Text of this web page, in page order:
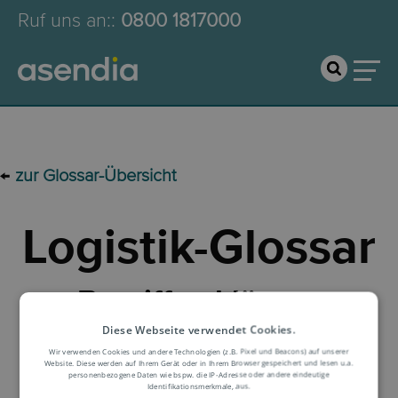
Ruf uns an:: 0800 1817000
← zur Glossar-Übersicht
Logistik-Glossar
Begriffserklärung
Diese Webseite verwendet Cookies.
Wir verwenden Cookies und andere Technologien (z.B. Pixel und Beacons) auf unserer
Website. Diese werden auf Ihrem Gerät oder in Ihrem Browser gespeichert und lesen u.a.
personenbezogene Daten wie bspw. die IP-Adresse oder andere eindeutige
Identifikationsmerkmale, aus.